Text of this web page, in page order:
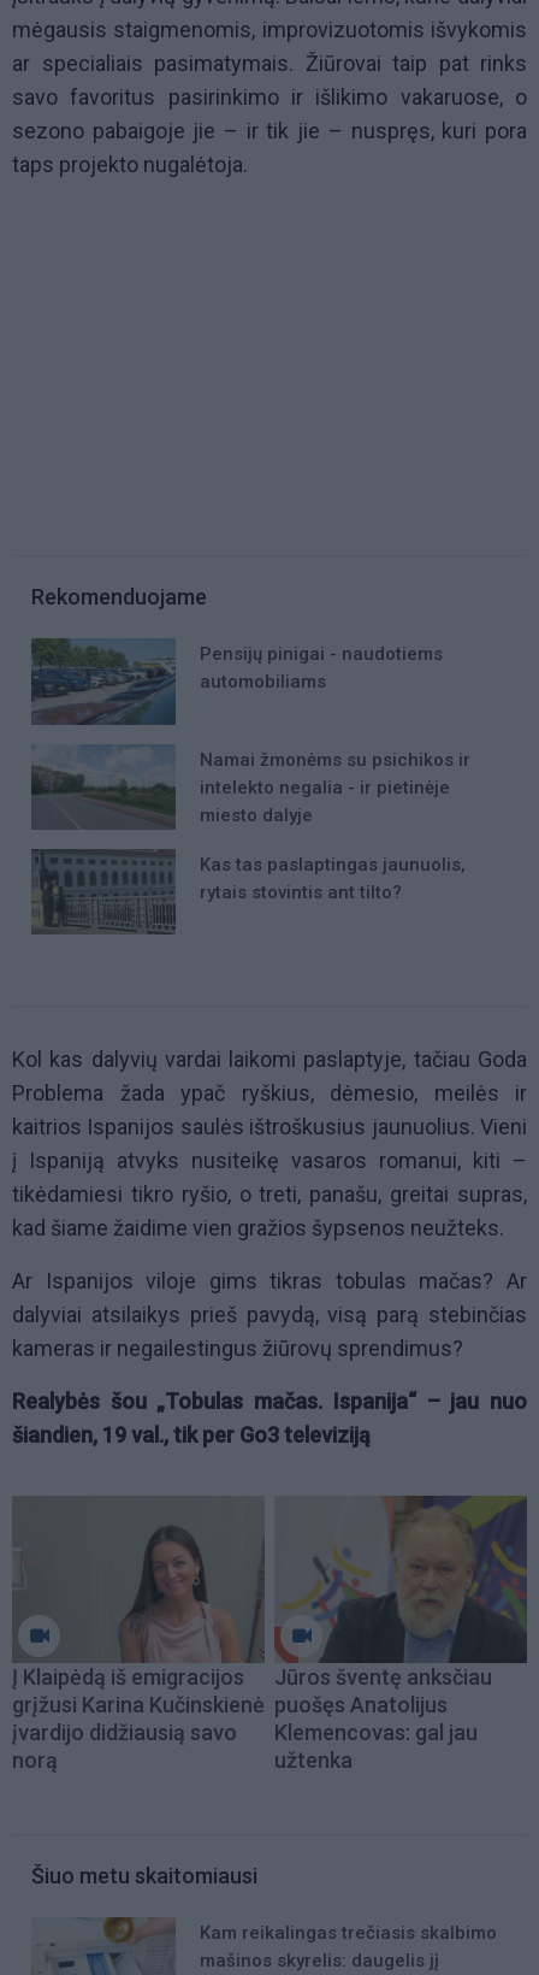
mėgausis staigmenomis, improvizuotomis išvykomis
ar specialiais pasimatymais. Žiūrovai taip pat rinks
savo favoritus pasirinkimo ir išlikimo vakaruose, o
sezono pabaigoje jie – ir tik jie – nuspręs, kuri pora
taps projekto nugalėtoja.
Rekomenduojame
Pensijų pinigai - naudotiems
automobiliams
Namai žmonėms su psichikos ir
intelekto negalia - ir pietinėje
miesto dalyje
Kas tas paslaptingas jaunuolis,
rytais stovintis ant tilto?
Kol kas dalyvių vardai laikomi paslaptyje, tačiau Goda
Problema žada ypač ryškius, dėmesio, meilės ir
kaitrios Ispanijos saulės ištroškusius jaunuolius. Vieni
į Ispaniją atvyks nusiteikę vasaros romanui, kiti –
tikėdamiesi tikro ryšio, o treti, panašu, greitai supras,
kad šiame žaidime vien gražios šypsenos neužteks.
Ar Ispanijos viloje gims tikras tobulas mačas? Ar
dalyviai atsilaikys prieš pavydą, visą parą stebinčias
kameras ir negailestingus žiūrovų sprendimus?
Realybės šou „Tobulas mačas. Ispanija“ – jau nuo
šiandien, 19 val., tik per Go3 televiziją
Į Klaipėdą iš emigracijos
grįžusi Karina Kučinskienė
įvardijo didžiausią savo
norą
Jūros šventę anksčiau
puošęs Anatolijus
Klemencovas: gal jau
užtenka
Šiuo metu skaitomiausi
Kam reikalingas trečiasis skalbimo
mašinos skyrelis: daugelis jį